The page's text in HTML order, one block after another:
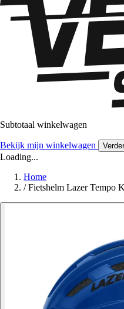
Subtotaal winkelwagen
Bekijk mijn winkelwagen
Loading...
Home
/ Fietshelm Lazer Tempo